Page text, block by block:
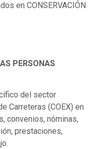
en CONSERVACIÓN
PERSONAS
del sector
Carreteras (COEX) en
convenios, nóminas,
prestaciones,